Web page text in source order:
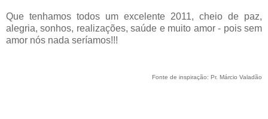
Que tenhamos todos um excelente 2011, cheio de paz,
alegria, sonhos, realizações, saúde e muito amor - pois sem
amor nós nada seríamos!!!
Fonte de inspiração: Pr. Márcio Valadão